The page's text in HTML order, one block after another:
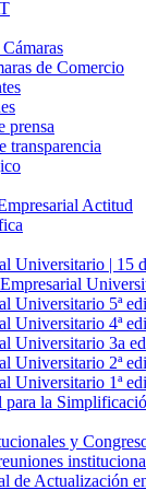
de Comercio
prensa
transparencia
Actitud
Universitario | 15
Universitario 5ª
Universitario 4ª
Universitario 3a
Universitario 2ª
Universitario 1ª
para la
y
de Actualización